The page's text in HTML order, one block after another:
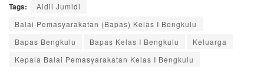
Tags:
Aidil Jumidi
Balai Pemasyarakatan (Bapas) Kelas I Bengkulu
Bapas Bengkulu
Bapas Kelas I Bengkulu
Keluarga
Kepala Balai Pemasyarakatan Kelas I Bengkulu